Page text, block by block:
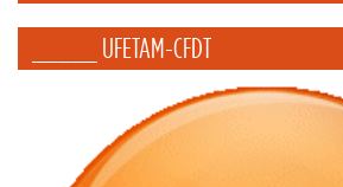
_____ UFETAM-CFDT